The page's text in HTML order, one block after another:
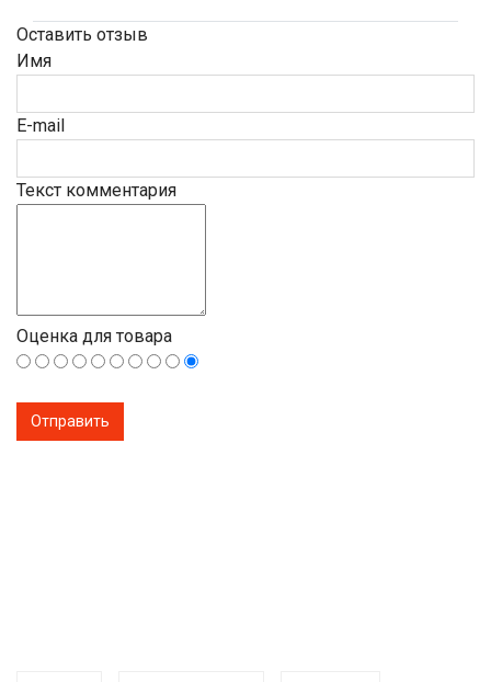
Оставить отзыв
Имя
E-mail
Текст комментария
Оценка для товара